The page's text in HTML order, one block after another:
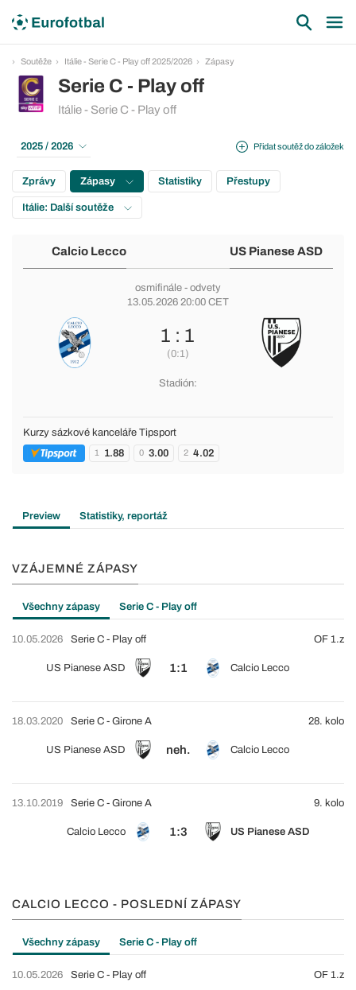
Soutěže Itálie - Serie C - Play off 2025/2026 Zápasy
Serie C - Play off
Itálie - Serie C - Play off
Přidat soutěž do záložek
2025 / 2026
Zprávy Zápasy Statistiky Přestupy
Itálie: Další soutěže
Calcio Lecco US Pianese ASD
osmifinále - odvety
13.05.2026 20:00 CET
1 : 1
(0:1)
Stadión:
Kurzy sázkové kanceláře Tipsport
1 1.88 0 3.00 2 4.02
Preview Statistiky, reportáž
VZÁJEMNÉ ZÁPASY
Všechny zápasy Serie C - Play off
10.05.2026
US Pianese ASD 1:1 Calcio Lecco
Serie C - Play off OF 1.z
18.03.2020
US Pianese ASD neh. Calcio Lecco
Serie C - Girone A 28. kolo
13.10.2019
Calcio Lecco 1:3 US Pianese ASD
Serie C - Girone A 9. kolo
CALCIO LECCO - POSLEDNÍ ZÁPASY
Všechny zápasy Serie C - Play off
10.05.2026 Serie C - Play off OF 1.z